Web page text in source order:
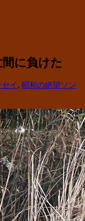
に負けた
イ , 昭和の絶望ソン